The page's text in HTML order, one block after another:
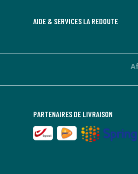
AIDE & SERVICES LA REDOUTE
PARTENAIRES DE LIVRAISON